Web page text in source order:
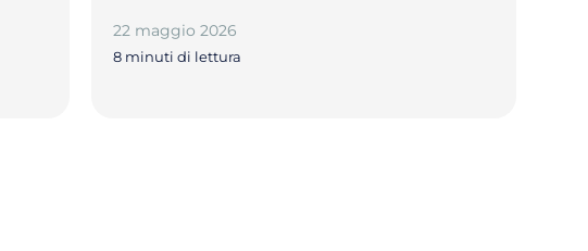
22 maggio 2026
8 minuti di lettura